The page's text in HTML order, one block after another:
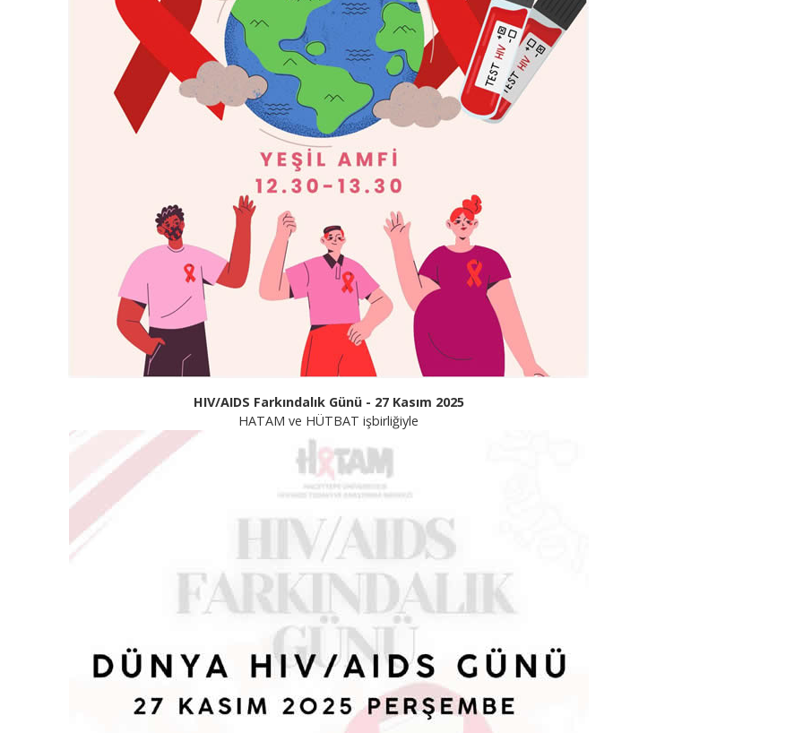
HIV/AIDS Farkındalık Günü - 27 Kasım 2025
HATAM ve HÜTBAT işbirliğiyle